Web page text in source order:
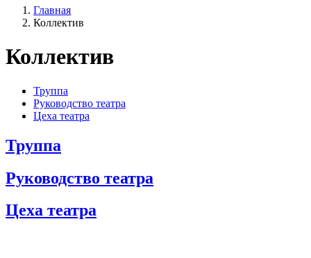
Главная
Коллектив
Коллектив
Труппа
Руководство театра
Цеха театра
Труппа
Руководство театра
Цеха театра